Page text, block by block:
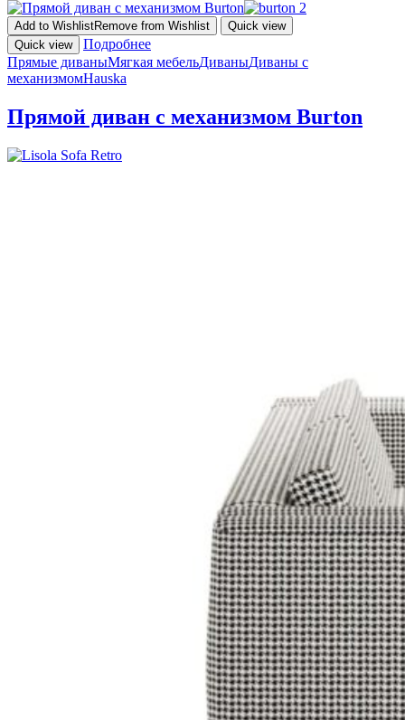
Add to WishlistRemove from Wishlist
Quick view
Quick view
Подробнее
Прямые диваныМягкая мебельДиваныДиваны с
механизмомHauska
Прямой диван с механизмом Burton